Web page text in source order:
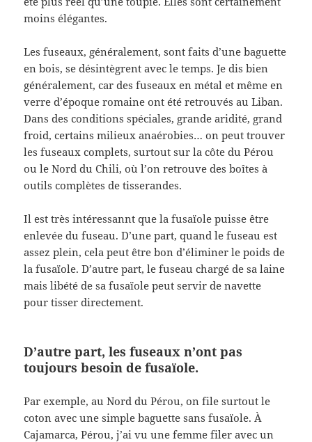
moins élégantes.
Les fuseaux, généralement, sont faits d’une baguette
en bois, se désintègrent avec le temps. Je dis bien
généralement, car des fuseaux en métal et même en
verre d’époque romaine ont été retrouvés au Liban.
Dans des conditions spéciales, grande aridité, grand
froid, certains milieux anaérobies… on peut trouver
les fuseaux complets, surtout sur la côte du Pérou
ou le Nord du Chili, où l’on retrouve des boîtes à
outils complètes de tisserandes.
Il est très intéressannt que la fusaïole puisse être
enlevée du fuseau. D’une part, quand le fuseau est
assez plein, cela peut être bon d’éliminer le poids de
la fusaïole. D’autre part, le fuseau chargé de sa laine
mais libété de sa fusaïole peut servir de navette
pour tisser directement.
D’autre part, les fuseaux n’ont pas
toujours besoin de fusaïole.
Par exemple, au Nord du Pérou, on file surtout le
coton avec une simple baguette sans fusaïole. À
Cajamarca, Pérou, j’ai vu une femme filer avec un